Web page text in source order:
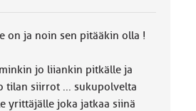
on ja noin sen pitääkin olla !
jo liiankin pitkälle ja
tilan siirrot ... sukupolvelta
yrittäjälle joka jatkaa siinä